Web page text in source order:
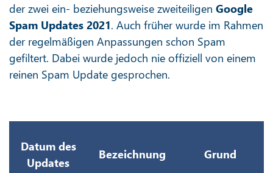
der zwei ein- beziehungsweise zweiteiligen Google
Spam Updates 2021. Auch früher wurde im Rahmen
der regelmäßigen Anpassungen schon Spam
gefiltert. Dabei wurde jedoch nie offiziell von einem
reinen Spam Update gesprochen.
Datum des
Updates
Bezeichnung Grund